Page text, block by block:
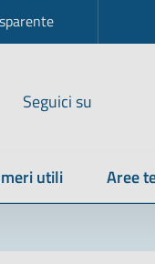
Seguici su
utili Aree